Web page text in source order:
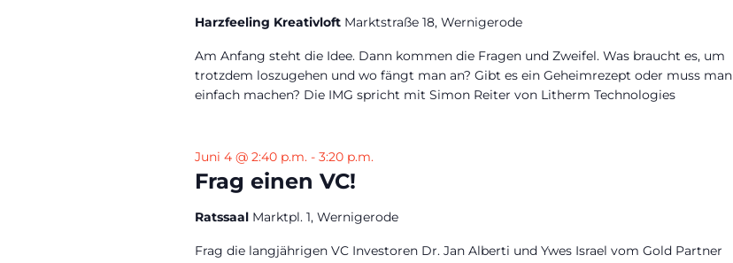
Harzfeeling Kreativloft Marktstraße 18, Wernigerode
Am Anfang steht die Idee. Dann kommen die Fragen und Zweifel. Was braucht es, um
trotzdem loszugehen und wo fängt man an? Gibt es ein Geheimrezept oder muss man
einfach machen? Die IMG spricht mit Simon Reiter von Litherm Technologies
Frag einen VC!
Juni 4 @ 2:40 p.m. - 3:20 p.m.
Ratssaal Marktpl. 1, Wernigerode
Frag die langjährigen VC Investoren Dr. Jan Alberti und Ywes Israel vom Gold Partner